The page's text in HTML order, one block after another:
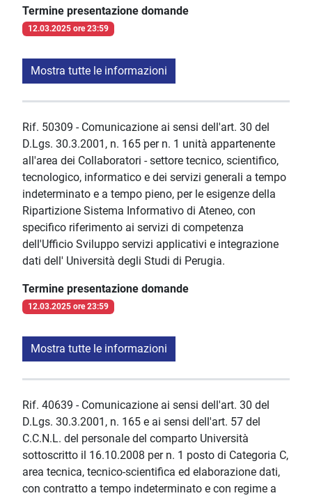
Termine presentazione domande
12.03.2025 ore 23:59
Mostra tutte le informazioni
Rif. 50309 - Comunicazione ai sensi dell'art. 30 del
D.Lgs. 30.3.2001, n. 165 per n. 1 unità appartenente
all'area dei Collaboratori - settore tecnico, scientifico,
tecnologico, informatico e dei servizi generali a tempo
indeterminato e a tempo pieno, per le esigenze della
Ripartizione Sistema Informativo di Ateneo, con
specifico riferimento ai servizi di competenza
dell'Ufficio Sviluppo servizi applicativi e integrazione
dati dell' Università degli Studi di Perugia.
Termine presentazione domande
12.03.2025 ore 23:59
Mostra tutte le informazioni
Rif. 40639 - Comunicazione ai sensi dell'art. 30 del
D.Lgs. 30.3.2001, n. 165 e ai sensi dell'art. 57 del
C.C.N.L. del personale del comparto Università
sottoscritto il 16.10.2008 per n. 1 posto di Categoria C,
area tecnica, tecnico-scientifica ed elaborazione dati,
con contratto a tempo indeterminato e con regime a